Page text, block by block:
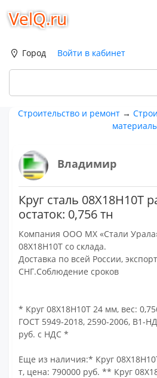
VelQ.ru
Город Войти в кабинет
Строительство и ремонт→
Владимир
Круг сталь 08Х18Н10Т
остаток: 0,756 тн
Компания ООО МХ «Стали
08Х18Н10Т со склада.
Доставка по всей России,
СНГ.Соблюдение сроков
* Круг 08Х18Н10Т 24 мм, вес:
ГОСТ 5949-2018, 2590-2006, В1-
руб. с НДС *
Еще из наличия:* Круг
т, цена: 790000 руб. ** Круг